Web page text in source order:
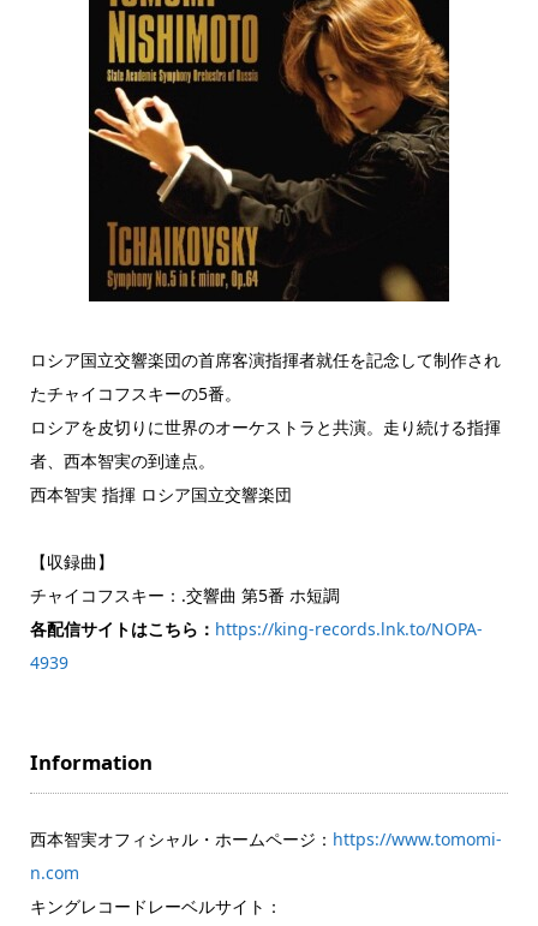
ロシア国立交響楽団の首席客演指揮者就任を記念して制作され
たチャイコフスキーの5番。
ロシアを皮切りに世界のオーケストラと共演。走り続ける指揮
者、西本智実の到達点。
西本智実 指揮 ロシア国立交響楽団
【収録曲】
チャイコフスキー：.交響曲 第5番 ホ短調
各配信サイトはこちら： https://king-records.lnk.to/NOPA-
4939
Information
西本智実オフィシャル・ホームページ： https://www.tomomi-
n.com
キングレコードレーベルサイト：